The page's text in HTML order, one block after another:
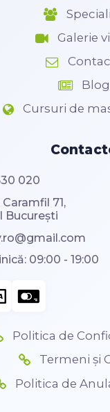
Galerie
Blog
Cursuri de
020
71,
București
09:00 - 19:00
Politica de
Termeni și
Politica de